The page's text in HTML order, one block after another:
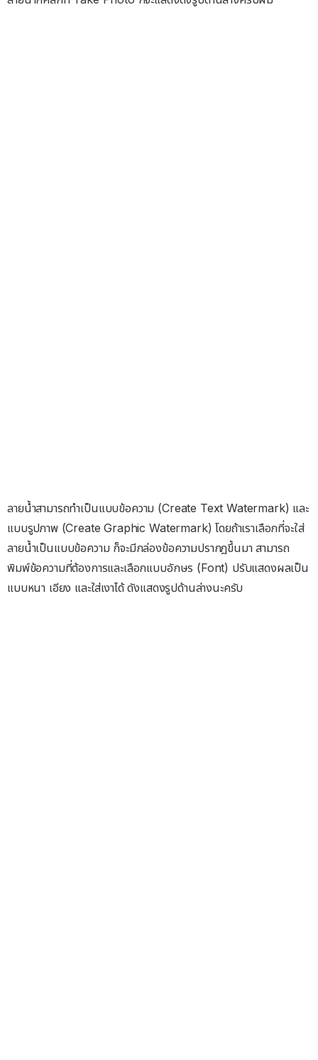
ลายน้ำสามารถทำเป็นแบบข้อความ (Create Text Watermark) และ
แบบรูปภาพ (Create Graphic Watermark) โดยถ้าเราเลือกที่จะใส่
ลายน้ำเป็นแบบข้อความ ก็จะมีกล่องข้อความปรากฎขึ้นมา สามารถ
พิมพ์ข้อความที่ต้องการและเลือกแบบอักษร (Font) ปรับแสดงผลเป็น
แบบหนา เอียง และใส่เงาได้ ดังแสดงรูปด้านล่างนะครับ